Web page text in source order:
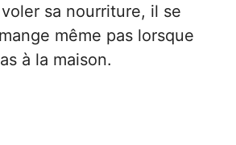
sa nourriture, il se
même pas lorsque
à la maison.